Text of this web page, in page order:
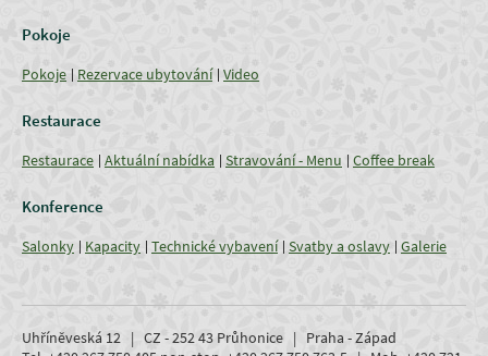
Pokoje
Pokoje Rezervace ubytování Video
Restaurace
Restaurace Aktuální nabídka Stravování - Menu Coffee break
Konference
Salonky Kapacity Technické vybavení Svatby a oslavy Galerie
Uhříněveská 12 | CZ - 252 43 Průhonice | Praha - Západ